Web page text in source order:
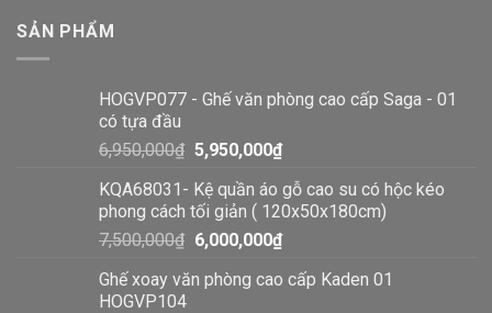
SẢN PHẨM
HOGVP077 - Ghế văn phòng cao cấp Saga - 01
có tựa đầu
6,950,000₫ 5,950,000₫
KQA68031- Kệ quần áo gỗ cao su có hộc kéo
phong cách tối giản ( 120x50x180cm)
7,500,000₫ 6,000,000₫
Ghế xoay văn phòng cao cấp Kaden 01
HOGVP104